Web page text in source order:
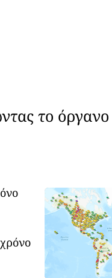
το όργανο